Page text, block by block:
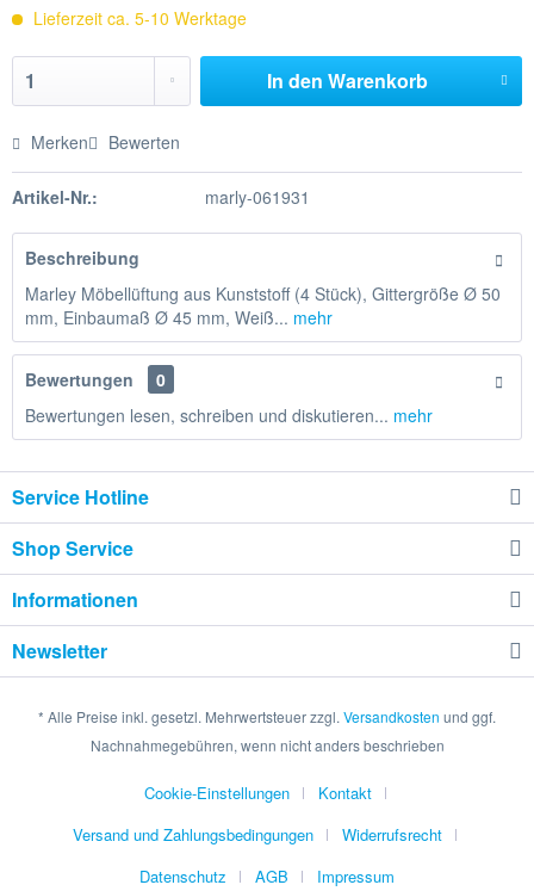
Lieferzeit ca. 5-10 Werktage
In den Warenkorb
Merken Bewerten
Artikel-Nr.: marly-061931
Beschreibung
Marley Möbellüftung aus Kunststoff (4 Stück), Gittergröße Ø 50
mm, Einbaumaß Ø 45 mm, Weiß... mehr
Bewertungen
0
Bewertungen lesen, schreiben und diskutieren... mehr
Service Hotline
Shop Service
Informationen
Newsletter
* Alle Preise inkl. gesetzl. Mehrwertsteuer zzgl. Versandkosten und ggf.
Nachnahmegebühren, wenn nicht anders beschrieben
Cookie-Einstellungen
Kontakt
Versand und Zahlungsbedingungen
Widerrufsrecht
Datenschutz
AGB Impressum